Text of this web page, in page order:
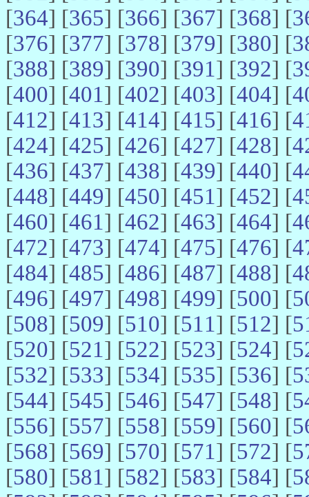
[364] [365] [366] [367] [368] [
[376] [377] [378] [379] [380] [
[388] [389] [390] [391] [392] [
[400] [401] [402] [403] [404] [
[412] [413] [414] [415] [416] [
[424] [425] [426] [427] [428] [
[436] [437] [438] [439] [440] [
[448] [449] [450] [451] [452] [
[460] [461] [462] [463] [464] [
[472] [473] [474] [475] [476] [
[484] [485] [486] [487] [488] [
[496] [497] [498] [499] [500] [
[508] [509] [510] [511] [512] [
[520] [521] [522] [523] [524] [
[532] [533] [534] [535] [536] [
[544] [545] [546] [547] [548] [
[556] [557] [558] [559] [560] [
[568] [569] [570] [571] [572] [
[580] [581] [582] [583] [584] [